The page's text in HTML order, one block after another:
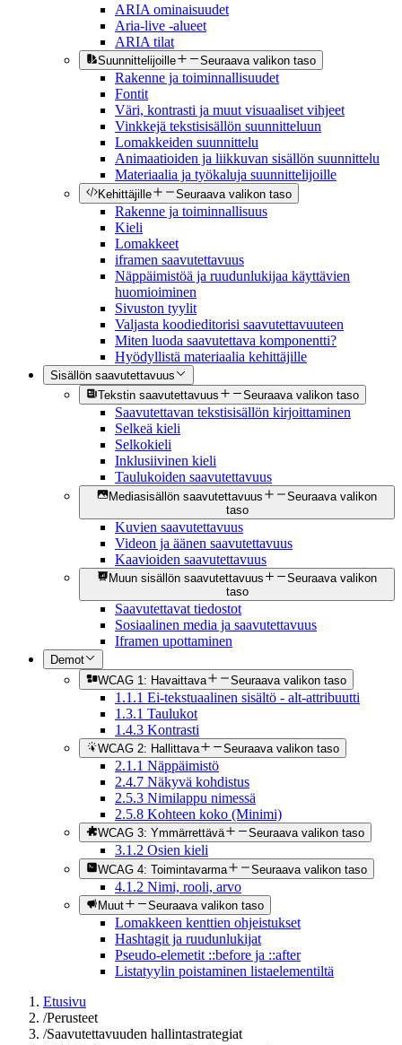
ARIA ominaisuudet
Aria-live -alueet
ARIA tilat
Suunnittelijoille Seuraava valikon taso
Rakenne ja toiminnallisuudet
Fontit
Väri, kontrasti ja muut visuaaliset vihjeet
Vinkkejä tekstisisällön suunnitteluun
Lomakkeiden suunnittelu
Animaatioiden ja liikkuvan sisällön suunnittelu
Materiaalia ja työkaluja suunnittelijoille
Kehittäjille Seuraava valikon taso
Rakenne ja toiminnallisuus
Kieli
Lomakkeet
iframen saavutettavuus
Näppäimistöä ja ruudunlukijaa käyttävien
huomioiminen
Sivuston tyylit
Valjasta koodieditorisi saavutettavuuteen
Miten luoda saavutettava komponentti?
Hyödyllistä materiaalia kehittäjille
Sisällön saavutettavuus
Tekstin saavutettavuus
Seuraava valikon taso
Saavutettavan tekstisisällön kirjoittaminen
Selkeä kieli
Selkokieli
Inklusiivinen kieli
Taulukoiden saavutettavuus
Mediasisällön saavutettavuus
Seuraava valikon
taso
Kuvien saavutettavuus
Videon ja äänen saavutettavuus
Kaavioiden saavutettavuus
Muun sisällön saavutettavuus
Seuraava valikon
taso
Saavutettavat tiedostot
Sosiaalinen media ja saavutettavuus
Iframen upottaminen
Demot
WCAG 1: Havaittava
Seuraava valikon taso
1.1.1 Ei-tekstuaalinen sisältö - alt-attribuutti
1.3.1 Taulukot
1.4.3 Kontrasti
WCAG 2: Hallittava Seuraava valikon taso
2.1.1 Näppäimistö
2.4.7 Näkyvä kohdistus
2.5.3 Nimilappu nimessä
2.5.8 Kohteen koko (Minimi)
WCAG 3: Ymmärrettävä Seuraava valikon taso
3.1.2 Osien kieli
WCAG 4: Toimintavarma Seuraava valikon taso
4.1.2 Nimi, rooli, arvo
Muut Seuraava valikon taso
Lomakkeen kenttien ohjeistukset
Hashtagit ja ruudunlukijat
Pseudo-elemetit ::before ja ::after
Listatyylin poistaminen listaelementiltä
Etusivu
/Perusteet
/Saavutettavuuden hallintastrategiat